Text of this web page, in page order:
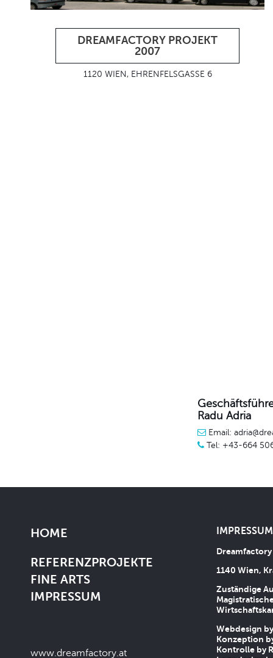
DREAMFACTORY PROJEKT
2007
1120 WIEN, EHRENFELSGASSE 6
Radu Adria
Email:
Tel: +43-664
HOME
REFERENZPROJEKTE
FINE ARTS
IMPRESSUM
www.dreamfactory.at
1140 Wien,
Zuständige
Webdesign
Konzeption
Kontrolle by